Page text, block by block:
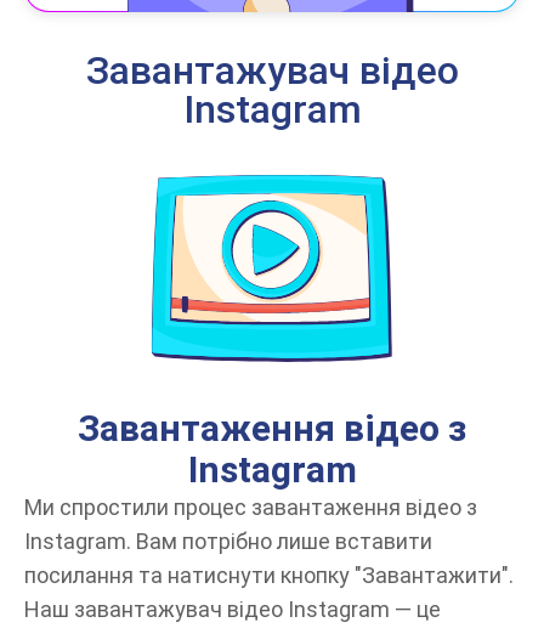
Завантажувач відео
Instagram
Завантаження відео з
Instagram
Ми спростили процес завантаження відео з
Instagram. Вам потрібно лише вставити
посилання та натиснути кнопку "Завантажити".
Наш завантажувач відео Instagram — це